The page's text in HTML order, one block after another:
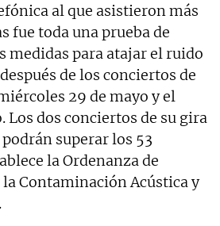
al que asistieron más
fue toda una prueba de
medidas para atajar el ruido
de los conciertos de
29 de mayo y el
Los dos conciertos de su gira
superar los 53
la Ordenanza de
Contaminación Acústica y